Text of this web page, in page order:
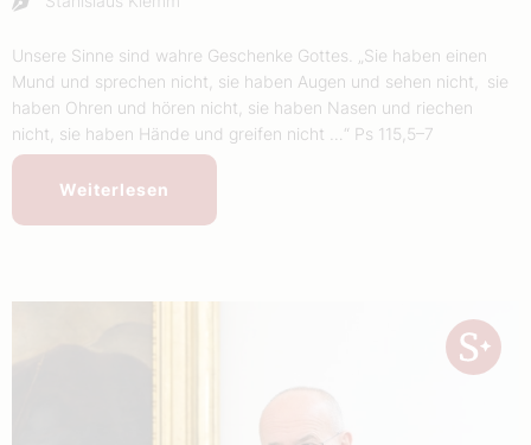
Unsere Sinne sind wahre Geschenke Gottes. „Sie haben einen
Mund und sprechen nicht, sie haben Augen und sehen nicht, sie
haben Ohren und hören nicht, sie haben Nasen und riechen
nicht, sie haben Hände und greifen nicht …“ Ps 115,5–7
Weiterlesen